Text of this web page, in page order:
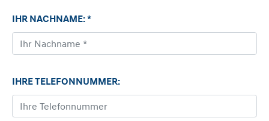
IHR NACHNAME: *
IHRE TELEFONNUMMER: